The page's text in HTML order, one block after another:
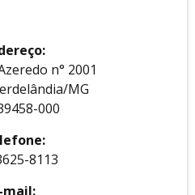
n° 2001
MG
000
8113
mail: